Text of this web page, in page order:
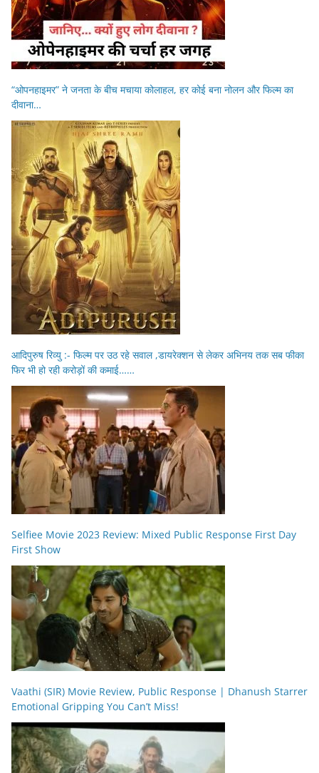
“ओपनहाइमर” ने जनता के बीच मचाया कोलाहल, हर कोई बना नोलन और फिल्म का
दीवाना…
आदिपुरुष रिव्यु :- फिल्म पर उठ रहे सवाल ,डायरेक्शन से लेकर अभिनय तक सब फीका
फिर भी हो रही करोड़ों की कमाई……
Selfiee Movie 2023 Review: Mixed Public Response First Day
First Show
Vaathi (SIR) Movie Review, Public Response | Dhanush Starrer
Emotional Gripping You Can’t Miss!